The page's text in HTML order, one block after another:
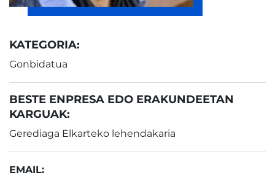
KATEGORIA:
Gonbidatua
BESTE ENPRESA EDO ERAKUNDEETAN
KARGUAK:
Gerediaga Elkarteko lehendakaria
EMAIL: